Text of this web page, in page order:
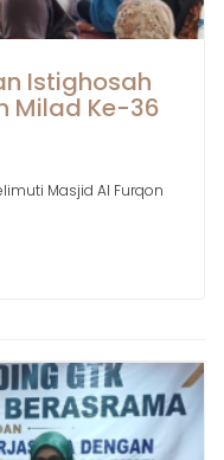
Istighosah
Milad Ke-36
Masjid Al Furqon